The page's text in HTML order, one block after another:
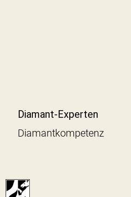
Diamant-Experten
Diamantkompetenz